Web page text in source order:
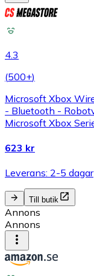
4.3
(500+)
Microsoft Xbox
- Bluetooth -
Microsoft Xbox
623 kr
Leverans: 2-5 dagar
Till butik
Annons
Annons